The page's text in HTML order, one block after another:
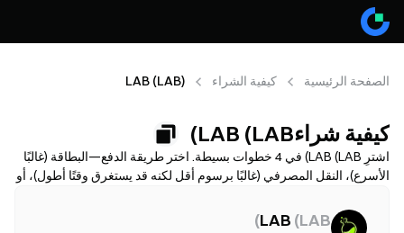
الصفحة الرئيسية كيفية الشراء LAB (LAB)
كيفية شراءLAB (LAB)
اشترِ LAB (LAB) في 4 خطوات بسيطة. اختر طريقة الدفع—البطاقة (غالبًا
الأسرع)، النقل المصرفي (غالبًا برسوم أقل لكنه قد يستغرق وقتًا أطول)، أو
الإجمالية (رسوم المزوّد + الفارق السعري)، وأكمل التحقق من الهوية
LAB (LAB
)